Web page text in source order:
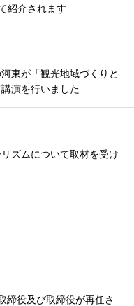
紹介されます
東が「観光地域づくりと
演を行いました
ズムについて取材を受け
締役及び取締役が再任さ